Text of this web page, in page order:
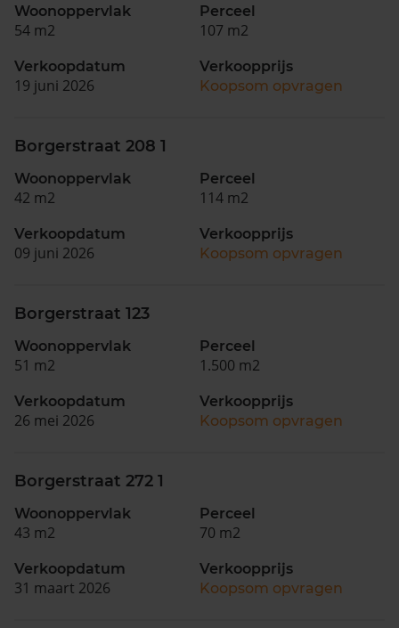
Woonoppervlak
54 m2
Perceel
107 m2
Verkoopdatum
19 juni 2026
Verkoopprijs
Koopsom opvragen
Borgerstraat 208 1
Woonoppervlak
42 m2
Perceel
114 m2
Verkoopdatum
09 juni 2026
Verkoopprijs
Koopsom opvragen
Borgerstraat 123
Woonoppervlak
51 m2
Perceel
1.500 m2
Verkoopdatum
26 mei 2026
Verkoopprijs
Koopsom opvragen
Borgerstraat 272 1
Woonoppervlak
43 m2
Perceel
70 m2
Verkoopdatum
31 maart 2026
Verkoopprijs
Koopsom opvragen